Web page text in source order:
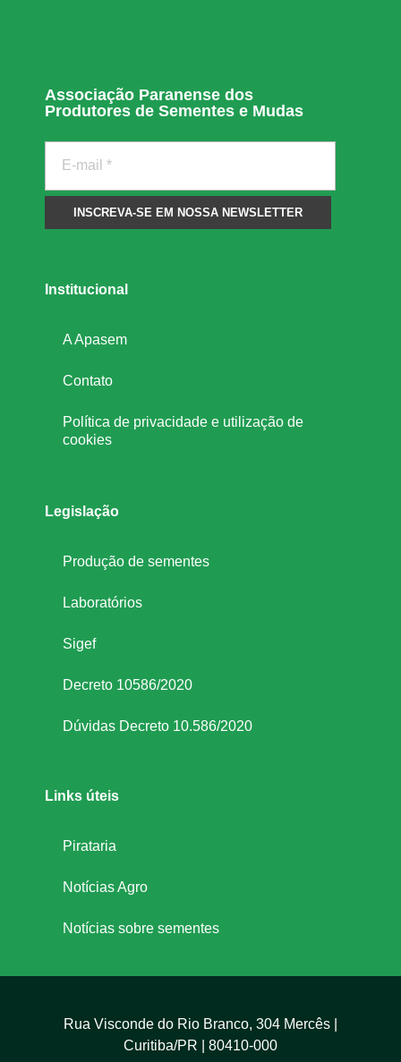
Associação Paranense dos
Produtores de Sementes e Mudas
Institucional
A Apasem
Contato
Política de privacidade e utilização de
cookies
Legislação
Produção de sementes
Laboratórios
Sigef
Decreto 10586/2020
Dúvidas Decreto 10.586/2020
Links úteis
Pirataria
Notícias Agro
Notícias sobre sementes
Rua Visconde do Rio Branco, 304 Mercês |
Curitiba/PR | 80410-000